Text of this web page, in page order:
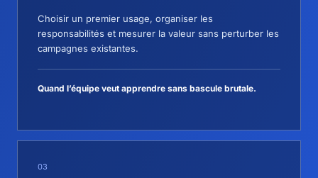
Choisir un premier usage, organiser les
responsabilités et mesurer la valeur sans perturber les
campagnes existantes.
Quand l’équipe veut apprendre sans bascule brutale.
03